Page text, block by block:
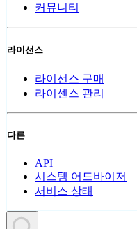
커뮤니티
라이선스
라이선스 구매
라이센스 관리
다른
API
시스템 어드바이저
서비스 상태